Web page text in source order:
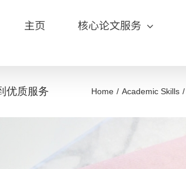
主页 核心论文服务
优质服务 Home Academic Skills